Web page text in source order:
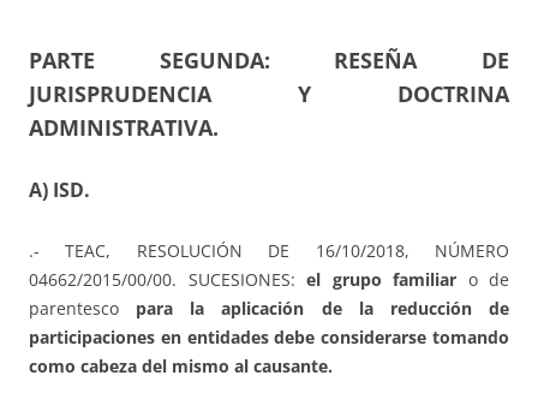
PARTE SEGUNDA: RESEÑA DE
JURISPRUDENCIA Y DOCTRINA
ADMINISTRATIVA.
A) ISD.
.- TEAC, RESOLUCIÓN DE 16/10/2018, NÚMERO
04662/2015/00/00. SUCESIONES: el grupo familiar o de
parentesco para la aplicación de la reducción de
participaciones en entidades debe considerarse tomando
como cabeza del mismo al causante.